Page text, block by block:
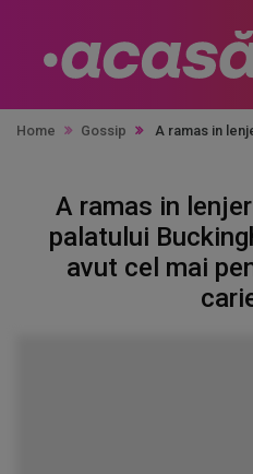
Home Gossip A ramas in
A ramas in
palatului
avut cel mai